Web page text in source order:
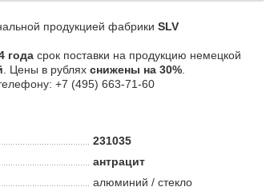
продукцией фабрики SLV
годасрок поставки на продукцию немецкой
. Цены в рублях снижены на 30%
+7 (495) 663-71-60
231035
антрацит
алюминий / стекло